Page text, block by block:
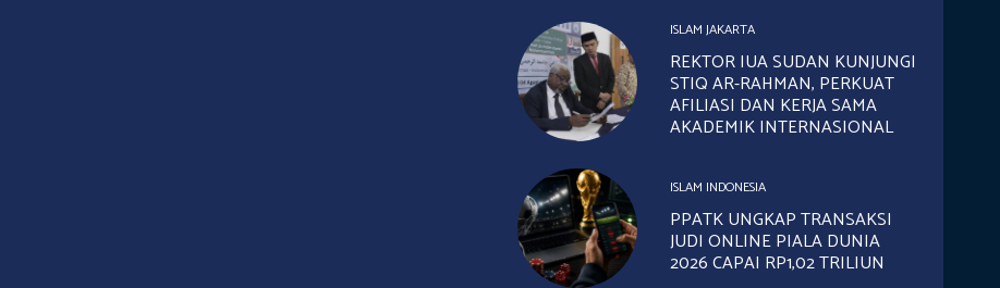
ISLAM JAKARTA
REKTOR IUA SUDAN KUNJUNGI
STIQ AR-RAHMAN, PERKUAT
AFILIASI DAN KERJA SAMA
AKADEMIK INTERNASIONAL
ISLAM INDONESIA
PPATK UNGKAP TRANSAKSI
JUDI ONLINE PIALA DUNIA
2026 CAPAI RP1,02 TRILIUN